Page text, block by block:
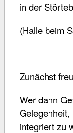
in der
(Halle beim
Zunächst
Wer dann
Gelegenheit,
integriert zu